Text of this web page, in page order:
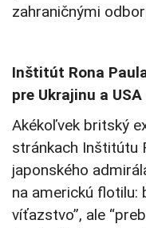
zahraničnými
Inštitút Rona
pre Ukrajinu a USA
Akékoľvek britský
stránkach Inštitútu
japonského
na americkú flotilu:
víťazstvo”, ale